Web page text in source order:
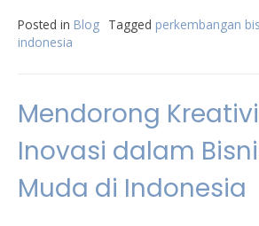
Posted in Blog Tagged perkembangan
indonesia
Mendorong
Inovasi dalam
Muda di Indonesia